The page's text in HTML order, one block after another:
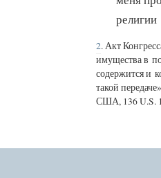
религии
2. Акт
имущества в
содержится и
такой
США, 136 U.S.